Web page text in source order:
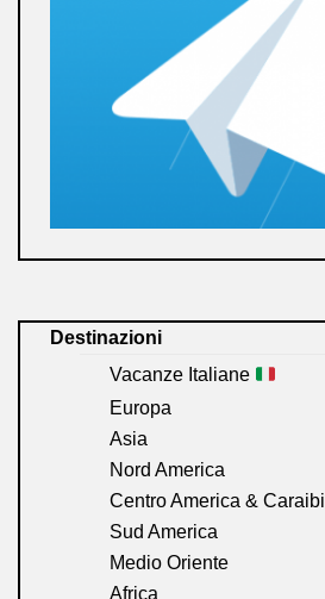
Destinazioni
Vacanze Italiane
Europa
Asia
Nord America
Centro America & Caraibi
Sud America
Medio Oriente
Africa